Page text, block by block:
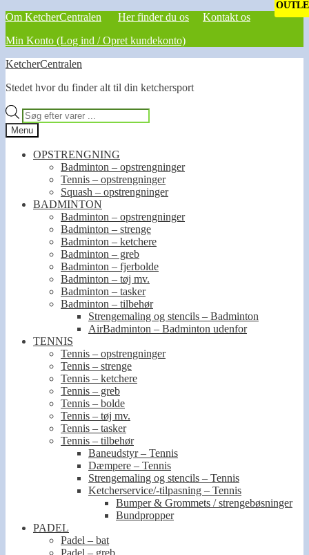
Om KetcherCentralen Her finder du os
Kontakt os
Min Konto (Log ind / Opret kundekonto)
Spring
navigation
Spring
indhold
KetcherCentralen
Stedet hvor du finder alt til din ketchersport
Products
search
Menu
OPSTRENGNING
Badminton – opstrengninger
Tennis – opstrengninger
Squash – opstrengninger
BADMINTON
Badminton – opstrengninger
Badminton – strenge
Badminton – ketchere
Badminton – greb
Badminton – fjerbolde
Badminton – tøj mv.
Badminton – tasker
Badminton – tilbehør
Strengemaling og stencils – Badminton
AirBadminton – Badminton udenfor
TENNIS
Tennis – opstrengninger
Tennis – strenge
Tennis – ketchere
Tennis – greb
Tennis – bolde
Tennis – tøj mv.
Tennis – tasker
Tennis – tilbehør
Baneudstyr – Tennis
Dæmpere – Tennis
Strengemaling og stencils – Tennis
Ketcherservice/-tilpasning – Tennis
Bumper & Grommets / strengebøsninger
Bundpropper
PADEL
Padel – bat
Padel – greb